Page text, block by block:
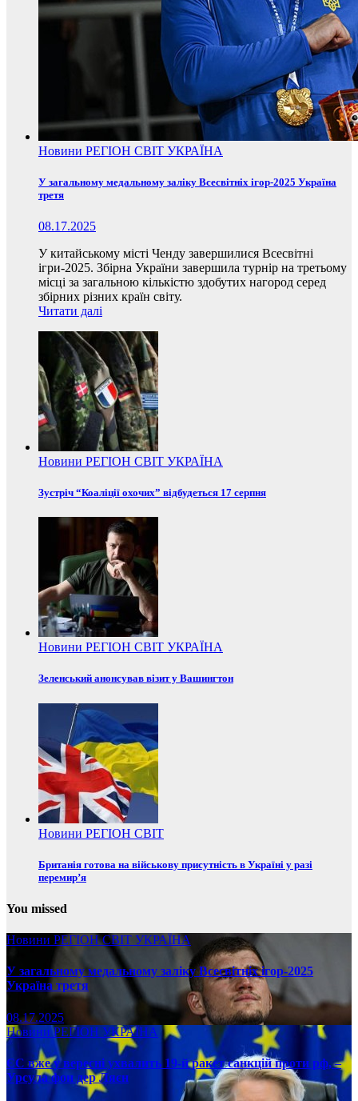
Новини РЕГІОН СВІТ УКРАЇНА
У загальному медальному заліку Всесвітніх ігор-2025 Україна
третя
08.17.2025
У китайському місті Ченду завершилися Всесвітні
ігри-2025. Збірна України завершила турнір на третьому
місці за загальною кількістю здобутих нагород серед
збірних різних країн світу.
Читати далі
Новини РЕГІОН СВІТ УКРАЇНА
Зустріч “Коаліції охочих” відбудеться 17 серпня
Новини РЕГІОН СВІТ УКРАЇНА
Зеленський анонсував візит у Вашингтон
Новини РЕГІОН СВІТ
Британія готова на військову присутність в Україні у разі
перемир’я
You missed
Новини РЕГІОНСВІТ УКРАЇНА
У загальному медальному заліку Всесвітніх ігор-2025
Україна третя
08.17.2025
НовиниРЕГІОН УКРАЇНА
ЄС вже у вересні ухвалить 19-й ракет санкцій проти рф, –
Урсула фон дер Ляєн